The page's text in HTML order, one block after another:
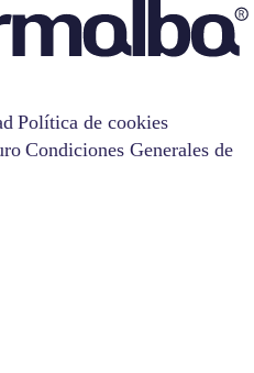
Política de cookies
Condiciones Generales de